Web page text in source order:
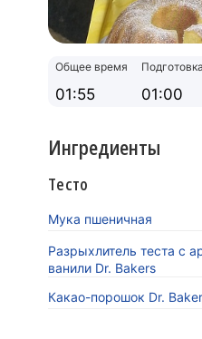
Общее время
01:55
Подготовка
01:00
Ингредиенты
Тесто
Мука пшеничная
Разрыхлитель теста с
ванили Dr. Bakers
Какао-порошок Dr.